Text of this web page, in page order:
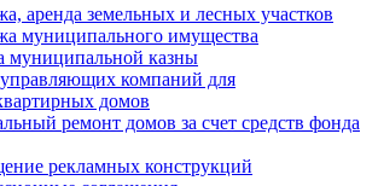
аренда земельных и лесных участков
муниципального имущества
муниципальной казны
компаний для
домов
ремонт домов за счет средств фонда
рекламных конструкций